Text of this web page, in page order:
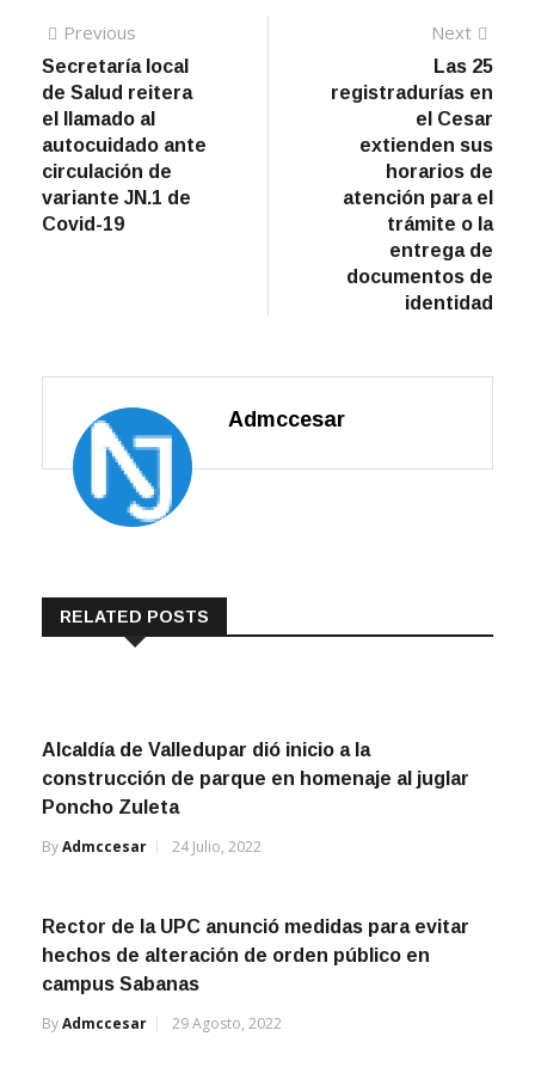
Navegación
de
entradas
Previous
post:
Secretaría local
de Salud reitera
el llamado al
autocuidado ante
circulación de
variante JN.1 de
Covid-19
Next
post:
Las 25
registradurías en
el Cesar
extienden sus
horarios de
atención para el
trámite o la
entrega de
documentos de
identidad
Admccesar
RELATED POSTS
Alcaldía de Valledupar dió inicio a la
construcción de parque en homenaje al juglar
Poncho Zuleta
ByAdmccesar 24 Julio, 2022
Rector de la UPC anunció medidas para evitar
hechos de alteración de orden público en
campus Sabanas
ByAdmccesar 29 Agosto, 2022